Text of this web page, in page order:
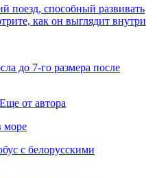
поезд, способный развивать
как он выглядит внутри
до 7-го размера после
Еще от автора
море
с белорусскими